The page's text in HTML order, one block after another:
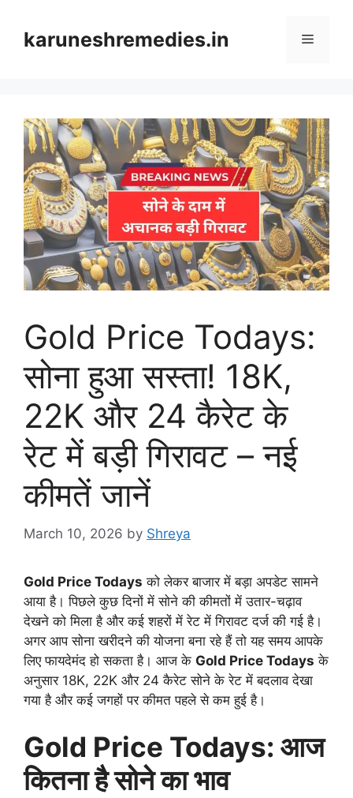
contentkaruneshremedies.in Menu
Gold Price Todays:
सोना हुआ सस्ता! 18K,
22K और 24 कैरेट के
रेट में बड़ी गिरावट – नई
कीमतें जानें
March 10, 2026 by Shreya
Gold Price Todays को लेकर बाजार में बड़ा अपडेट सामने
आया है। पिछले कुछ दिनों में सोने की कीमतों में उतार-चढ़ाव
देखने को मिला है और कई शहरों में रेट में गिरावट दर्ज की गई है।
अगर आप सोना खरीदने की योजना बना रहे हैं तो यह समय आपके
लिए फायदेमंद हो सकता है। आज के Gold Price Todays के
अनुसार 18K, 22K और 24 कैरेट सोने के रेट में बदलाव देखा
गया है और कई जगहों पर कीमत पहले से कम हुई है।
Gold Price Todays: आज
कितना है सोने का भाव